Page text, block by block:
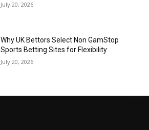
July 20, 2026
Why UK Bettors Select Non GamStop
Sports Betting Sites for Flexibility
July 20, 2026